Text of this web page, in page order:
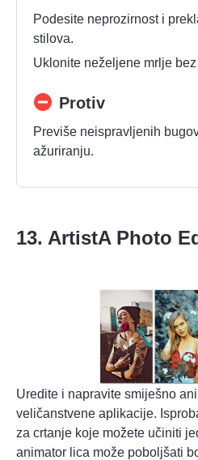
Podesite neprozirnost i
stilova.
Uklonite neželjene mrlje
Protiv
Previše neispravljenih
ažuriranju.
13. ArtistA Photo
Uredite i napravite smiješno
veličanstvene aplikacije.
za crtanje koje možete učiniti
animator lica može poboljšati